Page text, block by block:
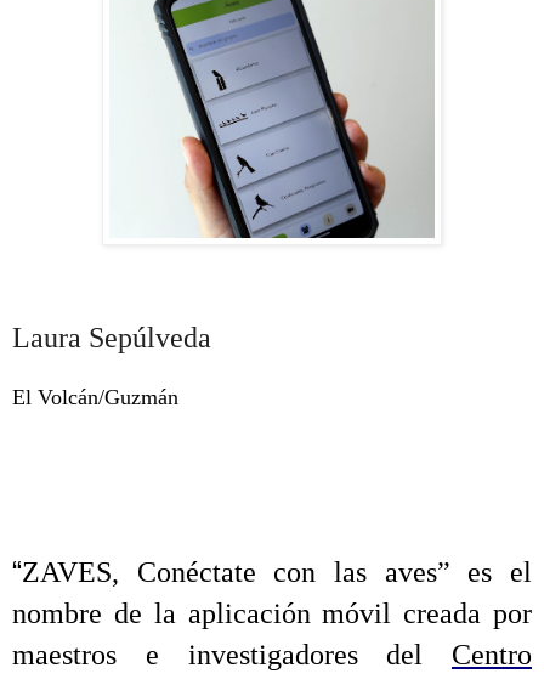
Laura Sepúlveda
El Volcán/Guzmán
“ZAVES, Conéctate con las aves” es el
nombre de la aplicación móvil creada por
maestros e investigadores del Centro